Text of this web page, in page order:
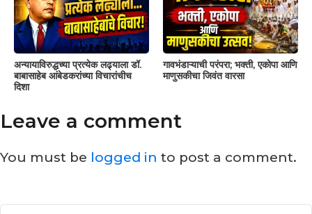
अन्यायाविरुद्धच्या प्रत्येक लढ्याला डॉ.
बाबासाहेब आंबेडकरांच्या विचारांचीच
दिशा
गावभंडाऱ्याची परंपरा; भक्ती, एकोपा आणि
माणुसकीचा जिवंत वारसा
Leave a comment
You must be logged in to post a comment.